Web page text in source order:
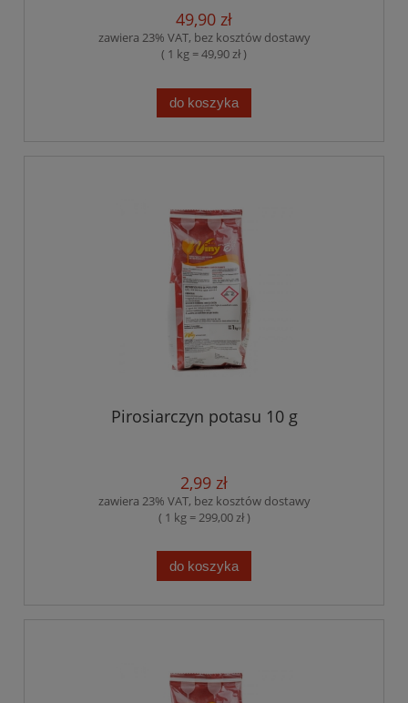
49,90 zł
zawiera 23% VAT, bez kosztów dostawy
( 1 kg = 49,90 zł )
do koszyka
Pirosiarczyn potasu 10 g
2,99 zł
zawiera 23% VAT, bez kosztów dostawy
( 1 kg = 299,00 zł )
do koszyka